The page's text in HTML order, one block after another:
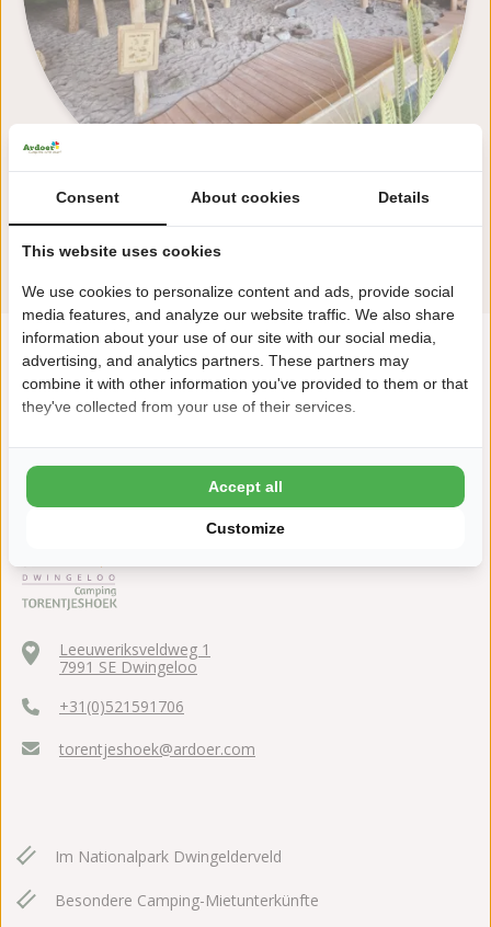
Alle Einrichtungen ansehen
"Endloser Spaß!"
Leeuweriksveldweg 1
7991 SE Dwingeloo
+31(0)521591706
torentjeshoek@ardoer.com
Im Nationalpark Dwingelderveld
Besondere Camping-Mietunterkünfte
Consent About cookies Details
This website uses cookies
We use cookies to personalize content and ads, provide social
media features, and analyze our website traffic. We also share
information about your use of our site with our social media,
advertising, and analytics partners. These partners may
combine it with other information you've provided to them or that
they've collected from your use of their services.
Customize
Accept all